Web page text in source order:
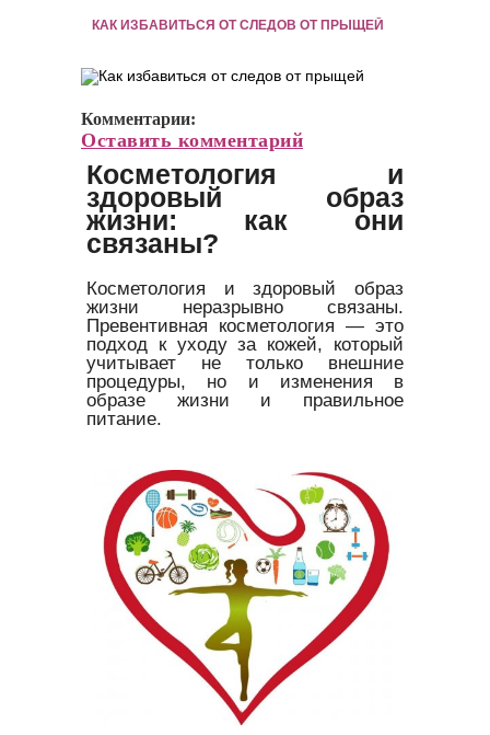
КАК ИЗБАВИТЬСЯ ОТ СЛЕДОВ ОТ ПРЫЩЕЙ
Комментарии:
Оставить комментарий
Косметология и
здоровый образ
жизни: как они
связаны?
Косметология и здоровый образ
жизни неразрывно связаны.
Превентивная косметология — это
подход к уходу за кожей, который
учитывает не только внешние
процедуры, но и изменения в
образе жизни и правильное
питание.